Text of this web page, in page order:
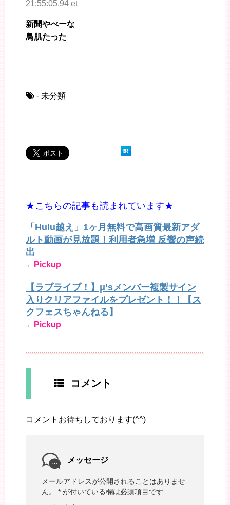
21:55:05.94 et
新聞やべーな
鳥肌たった
- 未分類
★こちらの記事も読まれています★
「Hulu越え」1ヶ月無料で高画質最新アダ
ルト動画が見放題！利用者急増 反響の声続
出
←Pickup
【ラブライブ！】μ’sメンバー複製サイン
入りクリアファイルをプレゼント！！【ス
クフェスちゃんねる】
←Pickup
コメント
コメントお待ちしております(^^)
メッセージ
メールアドレスが公開されることはありませ
ん。
* が付いている欄は必須項目です